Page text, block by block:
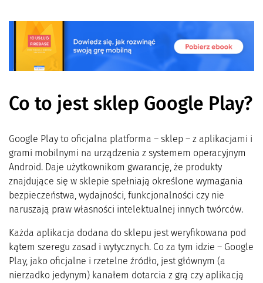
Co to jest sklep Google Play?
Google Play to oficjalna platforma – sklep – z aplikacjami i
grami mobilnymi na urządzenia z systemem operacyjnym
Android. Daje użytkownikom gwarancję, że produkty
znajdujące się w sklepie spełniają określone wymagania
bezpieczeństwa, wydajności, funkcjonalności czy nie
naruszają praw własności intelektualnej innych twórców.
Każda aplikacja dodana do sklepu jest weryfikowana pod
kątem szeregu zasad i wytycznych. Co za tym idzie – Google
Play, jako oficjalne i rzetelne źródło, jest głównym (a
nierzadko jedynym) kanałem dotarcia z grą czy aplikacją